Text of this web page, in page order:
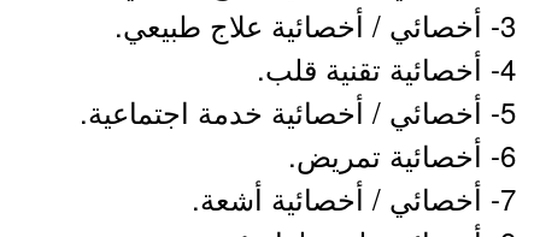
3- أخصائي / أخصائية علاج طبيعي.
4- أخصائية تقنية قلب.
5- أخصائي / أخصائية خدمة اجتماعية.
6- أخصائية تمريض.
7- أخصائي / أخصائية أشعة.